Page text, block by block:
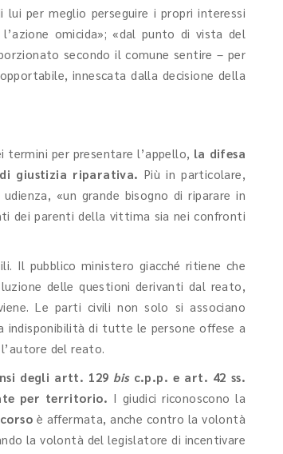
per meglio perseguire i propri interessi
omicida»; «dal punto di vista del
secondo il comune sentire – per
innescata dalla decisione della
termini per presentare l’appello, la difesa
giustizia riparativa. Più in particolare,
«un grande bisogno di riparare in
dei parenti della vittima sia nei confronti
Il pubblico ministero giacché ritiene che
delle questioni derivanti dal reato,
Le parti civili non solo si associano
indisponibilità di tutte le persone offese a
del reato.
degli artt. 129 bis c.p.p. e art. 42 ss.
per territorio. I giudici riconoscono la
è affermata, anche contro la volontà
la volontà del legislatore di incentivare